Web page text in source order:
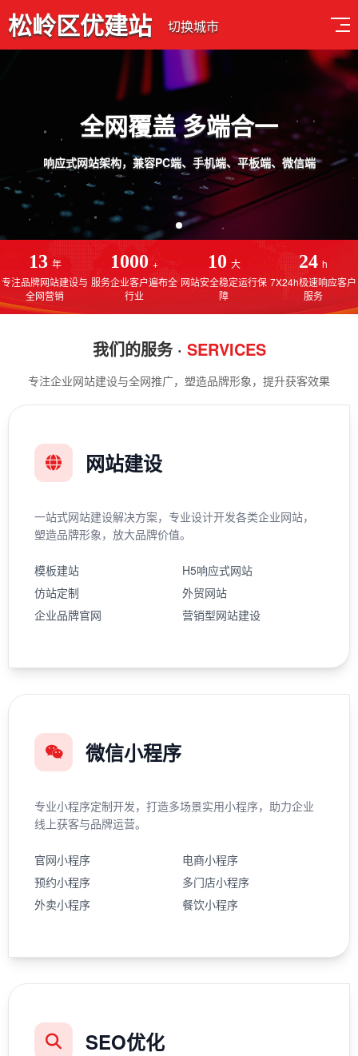
松岭区优建站 切换城市
13 年
专注品牌网站建设与
全网营销
1000 +
服务企业客户遍布全
行业
10 大
网站安全稳定运行保
障
24 h
7X24h极速响应客户
服务
我们的服务 · SERVICES
专注企业网站建设与全网推广，塑造品牌形象，提升获客效果
网站建设
一站式网站建设解决方案，专业设计开发各类企业网站，
塑造品牌形象，放大品牌价值。
模板建站
H5响应式网站
仿站定制
外贸网站
企业品牌官网
营销型网站建设
微信小程序
专业小程序定制开发，打造多场景实用小程序，助力企业
线上获客与品牌运营。
官网小程序
电商小程序
预约小程序
多门店小程序
外卖小程序
餐饮小程序
SEO优化